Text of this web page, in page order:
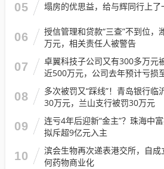
05 塌房的优思益，给与辉同行上了
06
授信管理和贷款“三查”不到位
万元，相关责任人被警告
07
卓翼科技子公司又有300多万元
近500万元，公司去年预计亏损
08
多次被罚又“踩线”！青岛银行临
30万元，兰山支行被罚30万元
09
连亏4年后迎新“金主”？珠海中
拟斥超9亿元入主
10
滨会生物再次递表港交所，自
何药物商业化